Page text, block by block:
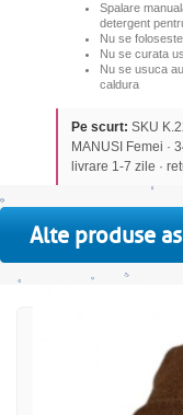
Spalare
detergent
Nu se
Nu se curata
Nu se usuca
caldura
Pe scurt: SKU
MANUSI Femei ·
livrare 1-7 zile ·
Alte produse